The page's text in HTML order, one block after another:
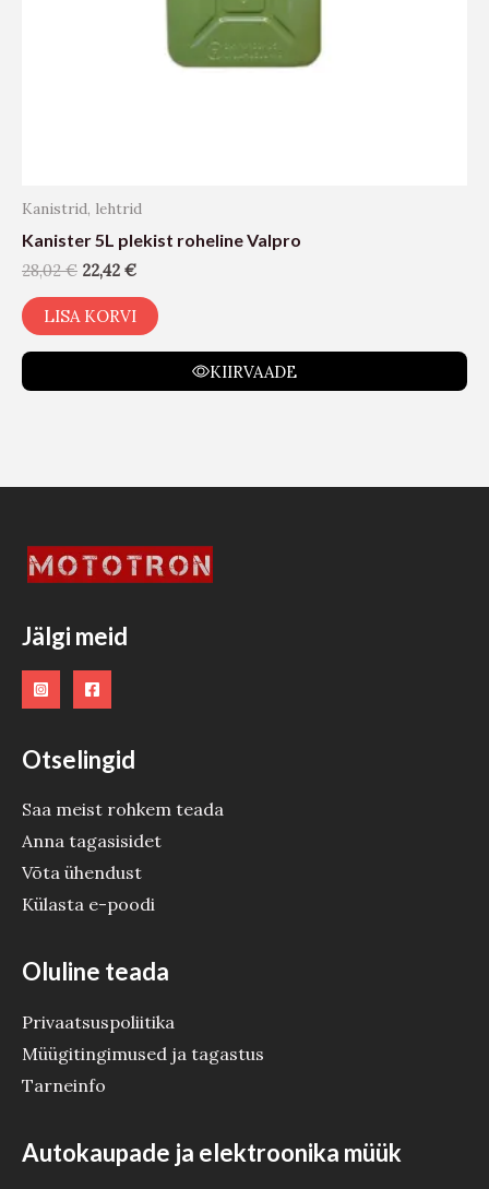
Kanistrid, lehtrid
Kanister 5L plekist roheline Valpro
28,02€ 22,42 €
LISA KORVI
KIIRVAADE
Jälgi meid
Otselingid
Saa meist rohkem teada
Anna tagasisidet
Võta ühendust
Külasta e-poodi
Oluline teada
Privaatsuspoliitika
Müügitingimused ja tagastus
Tarneinfo
Autokaupade ja elektroonika müük